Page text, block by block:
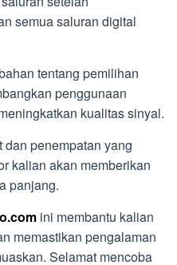
semua saluran digital
tentang pemilihan
penggunaan
kualitas sinyal.
penempatan yang
kalian akan memberikan
panjang.
ini membantu kalian
memastikan pengalaman
Selamat mencoba